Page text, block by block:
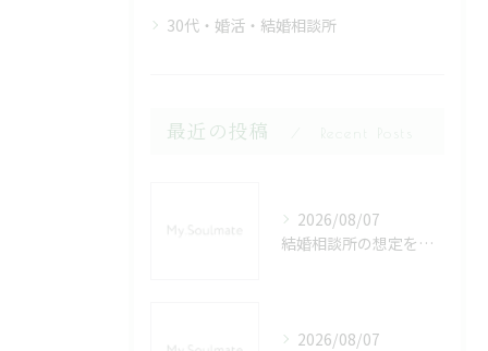
30代・婚活・結婚相談所
最近の投稿
2026/08/07
結婚相談所の想定を徹底解説し失敗回避と本当に自分に合う選び方を実例から探る
2026/08/07